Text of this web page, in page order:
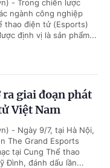
- Trong chiến lược
ngành công nghiệp
thao điện tử (Esports)
định vị là sản phẩm...
giai đoạn phát
Việt Nam
- Ngày 9/7, tại Hà Nội,
The Grand Esports
tại Cung Thể thao
Đình, đánh dấu lần...